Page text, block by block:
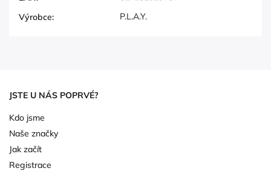
Výrobce: P.L.A.Y.
JSTE U NÁS POPRVÉ?
Kdo jsme
Naše značky
Jak začít
Registrace